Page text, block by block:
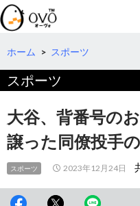
検
索
コ
テ
へ
動
ホーム > スポーツ
スポーツ
大谷、背番号の
譲った同僚投手
スポーツ 2023年12月24日